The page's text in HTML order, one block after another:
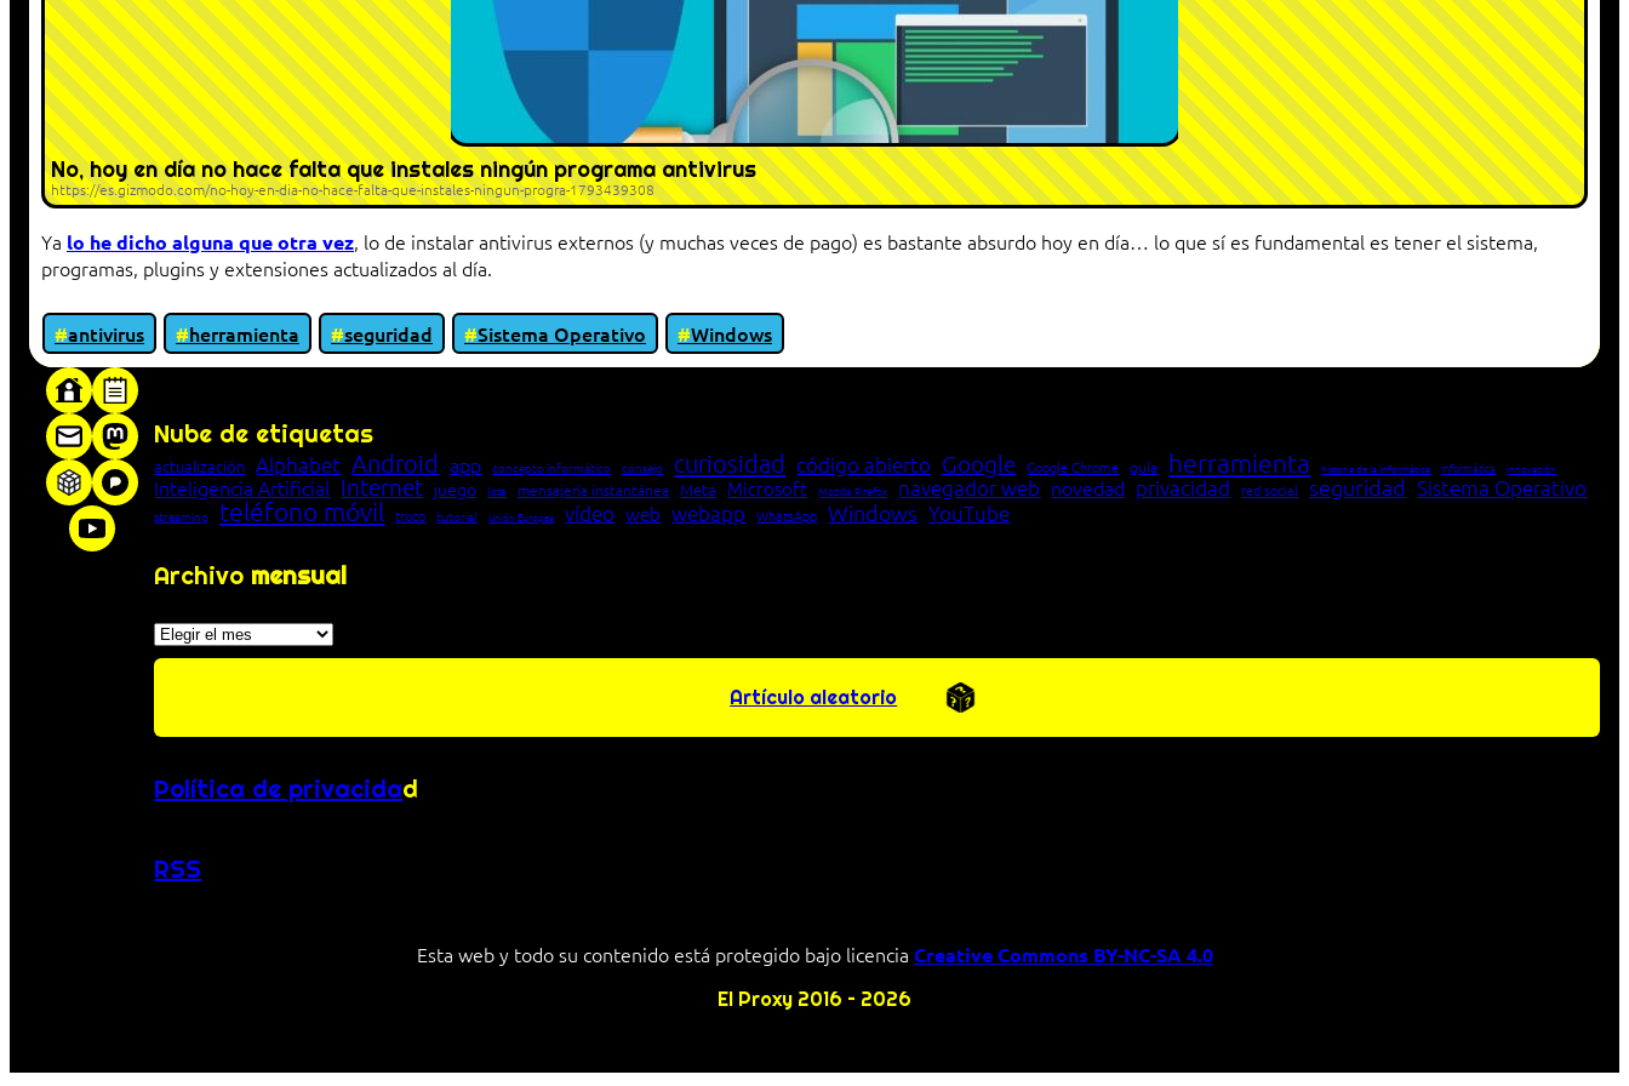
No, hoy en día no hace falta que instales ningún programa antivirus
https://es.gizmodo.com/no-hoy-en-dia-no-hace-falta-que-instales-ningun-progra-1793439308
Ya lo he dicho alguna que otra vez, lo de instalar antivirus externos (y muchas veces de pago) es bastante absurdo hoy en día… lo que sí es fundamental es tener el sistema,
programas, plugins y extensiones actualizados al día.
antivirus herramienta seguridad Sistema Operativo
Windows
Nube de etiquetas
actualización Alphabet Android app concepto informático consejo curiosidad código abierto Google Google Chrome guía herramienta historia de la Informática Informática innovación
Inteligencia Artificial Internet juego lista mensajería instantánea Meta Microsoft Mozilla Firefox navegador web novedad privacidad red social seguridad Sistema Operativo
streaming teléfono móvil truco tutorial Unión Europea vídeo web webapp WhatsApp Windows YouTube
Archivo mensual
Archivos
Artículo aleatorio
Política de privacidad
RSS
Esta web y todo su contenido está protegido bajo licencia Creative Commons BY-NC-SA 4.0
El Proxy 2016 – 2026